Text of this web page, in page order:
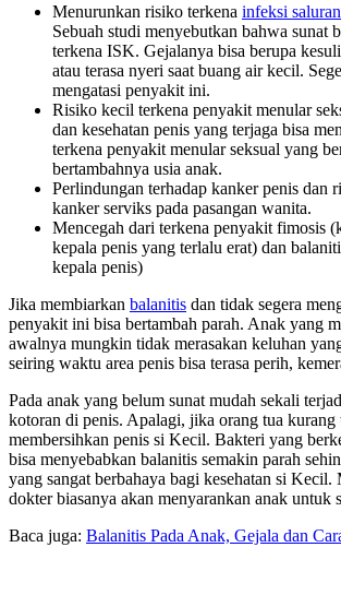
Menurunkan risiko terkena infeksi
Sebuah studi menyebutkan bahwa sunat
terkena ISK. Gejalanya bisa berupa
atau terasa nyeri saat buang air kecil.
mengatasi penyakit ini.
Risiko kecil terkena penyakit menular
dan kesehatan penis yang terjaga bisa
terkena penyakit menular seksual yang
bertambahnya usia anak.
Perlindungan terhadap kanker penis dan
kanker serviks pada pasangan wanita.
Mencegah dari terkena penyakit fimosis
kepala penis yang terlalu erat) dan
kepala penis)
Jika membiarkan balanitis dan tidak segera
penyakit ini bisa bertambah parah. Anak yang
awalnya mungkin tidak merasakan keluhan
seiring waktu area penis bisa terasa perih,
Pada anak yang belum sunat mudah sekali
kotoran di penis. Apalagi, jika orang tua kurang
membersihkan penis si Kecil. Bakteri yang
bisa menyebabkan balanitis semakin parah
yang sangat berbahaya bagi kesehatan si Kecil.
dokter biasanya akan menyarankan anak untuk
Baca juga: Balanitis Pada Anak, Gejala dan